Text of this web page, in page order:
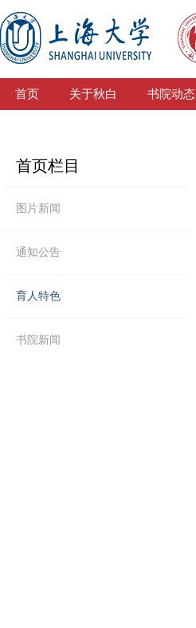
首页 关于秋白 书院动态
首页栏目
图片新闻
通知公告
育人特色
书院新闻